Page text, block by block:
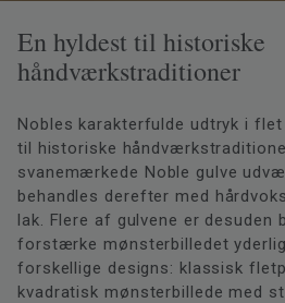
En hyldest til historiske
håndværkstraditioner
Nobles karakterfulde udtryk i
til historiske
svanemærkede Noble gulve
behandles derefter med
lak. Flere af gulvene er
forstærke mønsterbilledet
forskellige designs: klassisk
kvadratisk mønsterbillede med